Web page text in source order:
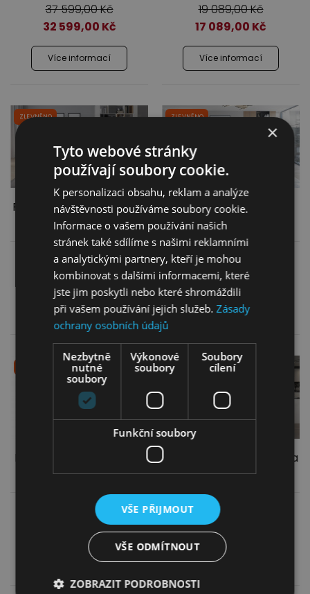
37 599,00Kč
32 599,00 Kč
Více informací
19 089,00Kč
17 089,00 Kč
Více informací
ZLEVNĚNO
Rohová sedací souprava
Livio
25 899,00Kč
24 239,00Kč
Více informací
ZLEVNĚNO
Pohovka Sweet
23 510,00
17 889,00
Více informací
3
25 749,00
21 750,00Kč
Více informací
ZLEVNĚNO
Rohová sedací souprava
Selva L
35 699,00
29 879,00
Více informací
×
Tyto webové stránky
používají soubory cookie.
K personalizaci obsahu, reklam a analýze
návštěvnosti používáme soubory cookie.
Informace o vašem používání našich
stránek také sdílíme s našimi reklamními
a analytickými partnery, kteří je mohou
kombinovat s dalšími informacemi, které
jste jim poskytli nebo které shromáždili
při vašem používání jejich služeb.Zásady
ochrany osobních údajů
Nezbytně
nutné
soubory
Výkonové
soubory
Soubory
cílení
Funkční soubory
VŠE PŘIJMOUT
VŠE ODMÍTNOUT
ZOBRAZIT PODROBNOSTI